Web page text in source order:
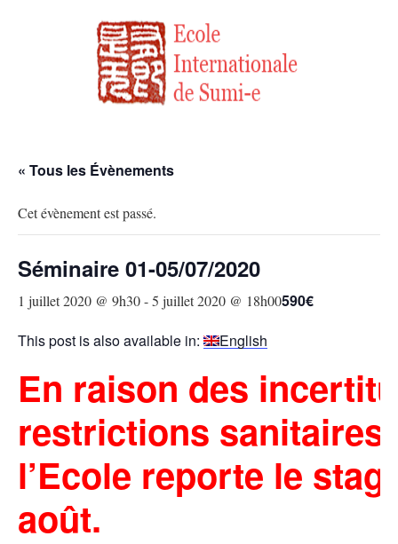
« Tous les Évènements
Cet évènement est passé.
Séminaire 01-05/07/2020
1 juillet 2020 @ 9h30-5 juillet 2020 @ 18h00590€
This post is also available in:
English
En raison des
restrictions sanitaires
l’Ecole reporte le
août.